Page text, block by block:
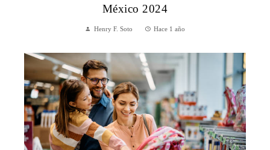
México 2024
Henry F. Soto Hace 1 año